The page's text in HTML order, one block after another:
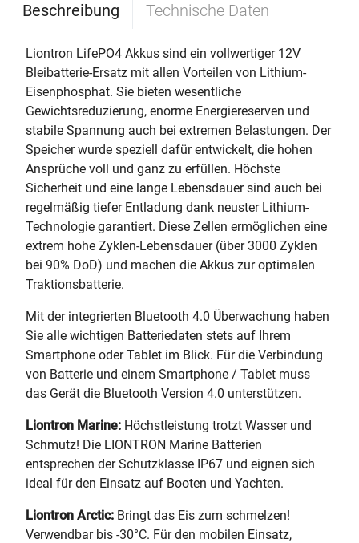
Beschreibung Technische Daten
Liontron LifePO4 Akkus sind ein vollwertiger 12V
Bleibatterie-Ersatz mit allen Vorteilen von Lithium-
Eisenphosphat. Sie bieten wesentliche
Gewichtsreduzierung, enorme Energiereserven und
stabile Spannung auch bei extremen Belastungen. Der
Speicher wurde speziell dafür entwickelt, die hohen
Ansprüche voll und ganz zu erfüllen. Höchste
Sicherheit und eine lange Lebensdauer sind auch bei
regelmäßig tiefer Entladung dank neuster Lithium-
Technologie garantiert. Diese Zellen ermöglichen eine
extrem hohe Zyklen-Lebensdauer (über 3000 Zyklen
bei 90% DoD) und machen die Akkus zur optimalen
Traktionsbatterie.
Mit der integrierten Bluetooth 4.0 Überwachung haben
Sie alle wichtigen Batteriedaten stets auf Ihrem
Smartphone oder Tablet im Blick. Für die Verbindung
von Batterie und einem Smartphone / Tablet muss
das Gerät die Bluetooth Version 4.0 unterstützen.
Liontron Marine: Höchstleistung trotzt Wasser und
Schmutz! Die LIONTRON Marine Batterien
entsprechen der Schutzklasse IP67 und eignen sich
ideal für den Einsatz auf Booten und Yachten.
Liontron Arctic: Bringt das Eis zum schmelzen!
Verwendbar bis -30°C. Für den mobilen Einsatz,